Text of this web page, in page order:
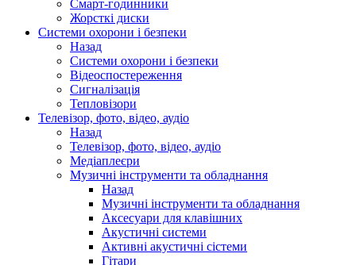
Смарт-годинники
Жорсткі диски
Системи охорони і безпеки
Назад
Системи охорони і безпеки
Відеоспостереження
Сигналізація
Тепловізори
Телевізор, фото, відео, аудіо
Назад
Телевізор, фото, відео, аудіо
Медіаплеєри
Музичні інструменти та обладнання
Назад
Музичні інструменти та обладнання
Аксесуари для клавішних
Акустичні системи
Активні акустичні сістеми
Гітари